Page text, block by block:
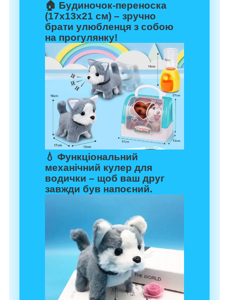
🏠 Будиночок-переноска
(17х13х21 см) – зручно
брати улюбленця з собою
на прогулянку!
💧 Функціональний
механічний кулер для
водички – щоб ваш друг
завжди був напоєний.